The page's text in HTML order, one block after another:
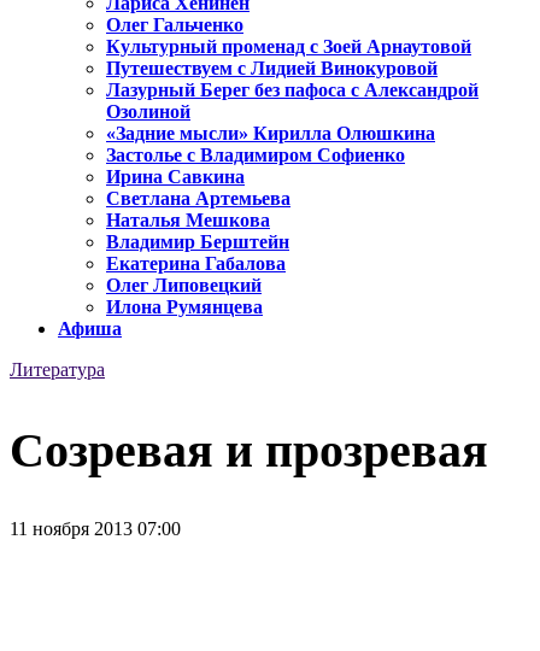
Олег Гальченко
Культурный променад с Зоей Арнаутовой
Путешествуем с Лидией Винокуровой
Лазурный Берег без пафоса с Александрой
Озолиной
«Задние мысли» Кирилла Олюшкина
Застолье с Владимиром Софиенко
Ирина Савкина
Светлана Артемьева
Наталья Мешкова
Владимир Берштейн
Екатерина Габалова
Олег Липовецкий
Илона Румянцева
Афиша
Литература
Созревая и прозревая
11 ноября 2013 07:00